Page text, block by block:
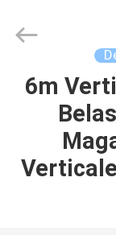
HUIS
LTD.
6m